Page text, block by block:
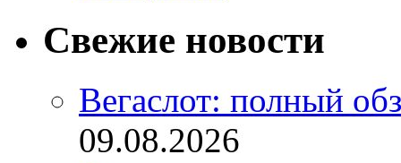
Свежие новости
Вегаслот: полный
09.08.2026